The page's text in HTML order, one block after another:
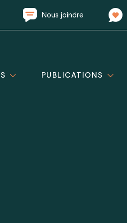
Nous joindre
PUBLICATIONS